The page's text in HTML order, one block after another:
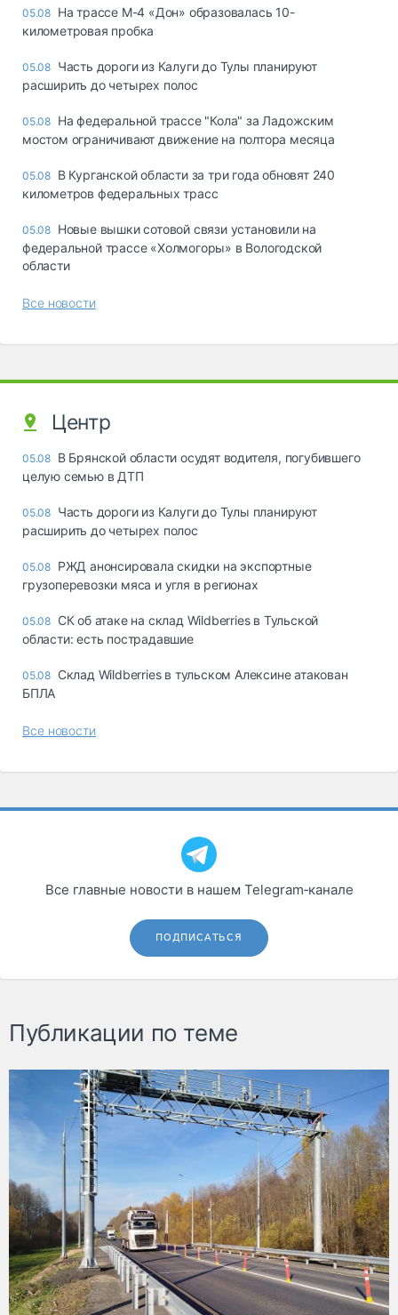
05.08 На трассе М-4 «Дон» образовалась 10-
километровая пробка
05.08 Часть дороги из Калуги до Тулы планируют
расширить до четырех полос
05.08 На федеральной трассе "Кола" за Ладожским
мостом ограничивают движение на полтора месяца
05.08 В Курганской области за три года обновят 240
километров федеральных трасс
05.08 Новые вышки сотовой связи установили на
федеральной трассе «Холмогоры» в Вологодской
области
Все новости
Центр
05.08 В Брянской области осудят водителя, погубившего
целую семью в ДТП
05.08 Часть дороги из Калуги до Тулы планируют
расширить до четырех полос
05.08 РЖД анонсировала скидки на экспортные
грузоперевозки мяса и угля в регионах
05.08 СК об атаке на склад Wildberries в Тульской
области: есть пострадавшие
05.08 Склад Wildberries в тульском Алексине атакован
БПЛА
Все новости
Все главные новости в нашем Telegram‑канале
ПОДПИСАТЬСЯ
Публикации по теме